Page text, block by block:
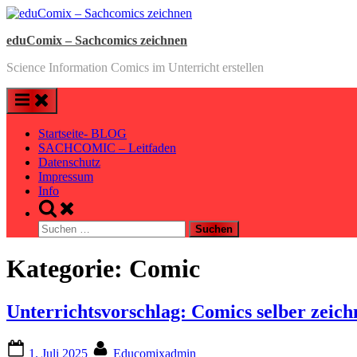
Skip
content
eduComix – Sachcomics zeichnen
Science Information Comics im Unterricht erstellen
Startseite- BLOG
SACHCOMIC – Leitfaden
Datenschutz
Impressum
Info
Toggle
search
form
Suchen
nach:
Kategorie: Comic
Unterrichtsvorschlag: Comics selber
1. Juli 2025 Educomixadmin